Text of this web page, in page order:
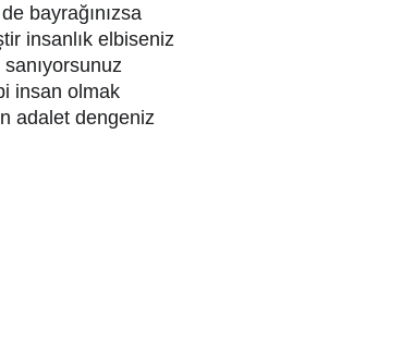
bayrağınızsa
insanlık elbiseniz
sanıyorsunuz
insan olmak
adalet dengeniz